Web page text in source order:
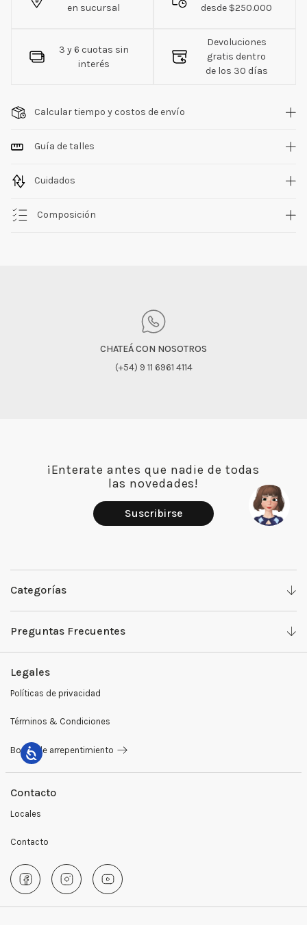
en sucursal
desde $250.000
3 y 6 cuotas sin
interés
Devoluciones
gratis dentro
de los 30 días
Calcular tiempo y costos de envío
Guía de talles
Cuidados
Composición
CHATEÁ CON NOSOTROS
(+54) 9 11 6961 4114
¡Enterate antes que nadie de todas
las novedades!
Suscribirse
Categorías
Pantalones
Blazers
Remeras
Camperas
Abrigos
Giftcards
Preguntas Frecuentes
Medios de Pago
Cambios y Devoluciones
Legales
Políticas de privacidad
Términos & Condiciones
Botón de arrepentimiento
Contacto
Locales
Contacto